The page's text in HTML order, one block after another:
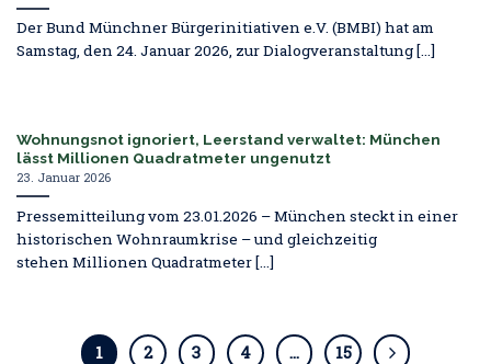
Der Bund Münchner Bürgerinitiativen e.V. (BMBI) hat am
Samstag, den 24. Januar 2026, zur Dialogveranstaltung [...]
Wohnungsnot ignoriert, Leerstand verwaltet: München
lässt Millionen Quadratmeter ungenutzt
23. Januar 2026
Pressemitteilung vom 23.01.2026 – München steckt in einer
historischen Wohnraumkrise – und gleichzeitig
stehen Millionen Quadratmeter [...]
1 2 3 4 … 15